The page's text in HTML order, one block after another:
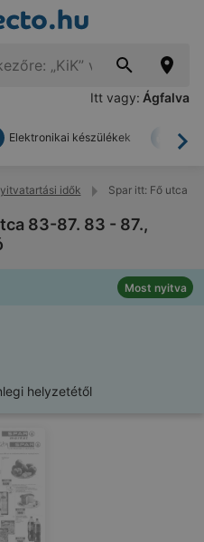
Itt vagy: Ágfalva
Elektronikai készülékek
idők Spar itt: Fő utca
83-87. 83 - 87.,
Most nyitva
helyzetétől